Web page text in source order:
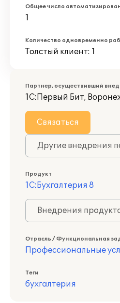
Общее число
1
Количество одновременно
Толстый клиент: 1
Партнер, осуществивший
1С:Первый Бит,
Связаться
Другие внедрения
Продукт
1С:Бухгалтерия 8
Внедрения
Отрасль / Функциональная
Профессиональные
Теги
бухгалтерия